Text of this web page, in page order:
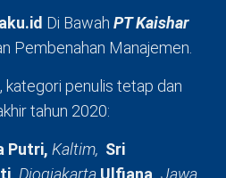
Di Bawah PT Kaishar
Pembenahan Manajemen.
kategori penulis tetap dan
tahun 2020:
Putri, Kaltim, Sri
Djogjakarta Ulfiana, Jawa